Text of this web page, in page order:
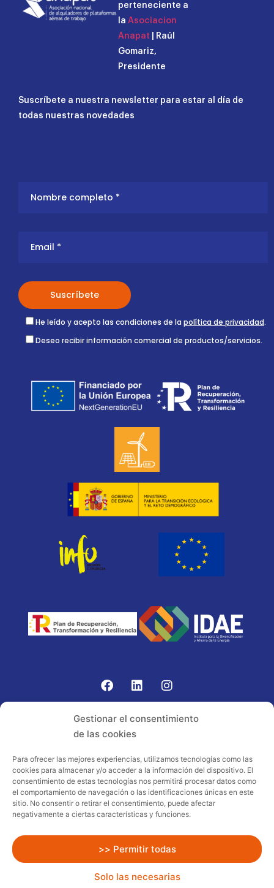
Gestionar el consentimiento
de las cookies
Para ofrecer las mejores experiencias, utilizamos tecnologías como las
cookies para almacenar y/o acceder a la información del dispositivo. El
consentimiento de estas tecnologías nos permitirá procesar datos como
el comportamiento de navegación o las identificaciones únicas en este
sitio. No consentir o retirar el consentimiento, puede afectar
negativamente a ciertas características y funciones.
>> Permitir todas
Solo las necesarias
perteneciente a
la Asociacion
Anapat | Raúl
Gomariz,
Presidente
Suscríbete a nuestra newsletter para estar al día de
todas nuestras novedades
He leído y acepto las condiciones de la política de privacidad.
Deseo recibir información comercial de productos/servicios.
Proyecto acogido al programa de
incentivos ligados al autoconsumo y
almacenamiento, con fuentes de energía
renovables, así como a la implantación
sector residencial en el marco del Plan
de Recuperación, Transformación y
Resiliencia, financiado por la Unión